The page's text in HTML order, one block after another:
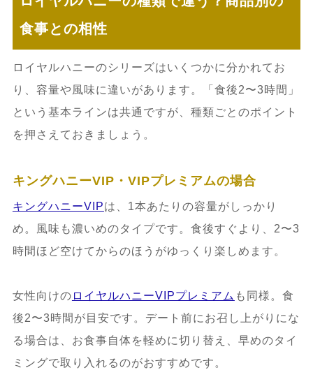
食事との相性
ロイヤルハニーのシリーズはいくつかに分かれてお
り、容量や風味に違いがあります。「食後2〜3時間」
という基本ラインは共通ですが、種類ごとのポイント
を押さえておきましょう。
キングハニーVIP・VIPプレミアムの場合
キングハニーVIPは、1本あたりの容量がしっかり
め。風味も濃いめのタイプです。食後すぐより、2〜3
時間ほど空けてからのほうがゆっくり楽しめます。
女性向けの ロイヤルハニーVIPプレミアム も同様。食
後2〜3時間が目安です。デート前にお召し上がりにな
る場合は、お食事自体を軽めに切り替え、早めのタイ
ミングで取り入れるのがおすすめです。